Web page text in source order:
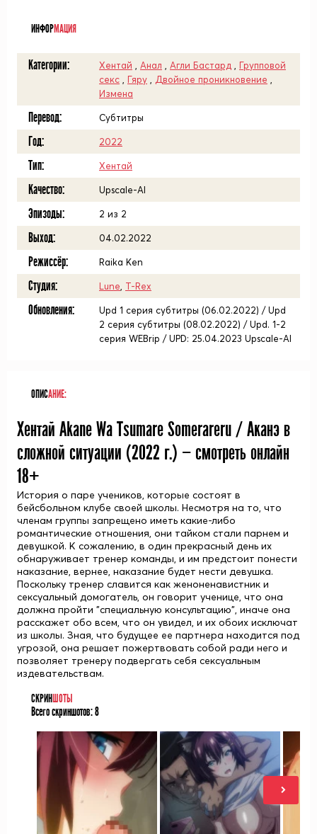
ИНФОРМАЦИЯ
Категории: Хентай Анал Агли Бастард
Групповой
секс
Гяру Двойное проникновение
Измена
Перевод: Субтитры
Год: 2022
Тип: Хентай
Качество: Upscale-AI
Эпизоды: 2 из 2
Выход: 04.02.2022
Режиссёр: Raika Ken
Студия: Lune T-Rex
Обновления:
Upd 1 серия субтитры (06.02.2022) / Upd
2 серия субтитры (08.02.2022) / Upd. 1-2
серия WEBrip / UPD: 25.04.2023 Upscale-AI
ОПИСАНИЕ:
Хентай Akane Wa Tsumare Somerareru / Аканэ в
сложной ситуации (2022 г.) — смотреть онлайн
18+
История о паре учеников, которые состоят в
бейсбольном клубе своей школы. Несмотря на то, что
членам группы запрещено иметь какие-либо
романтические отношения, они тайком стали парнем и
девушкой. К сожалению, в один прекрасный день их
обнаруживает тренер команды, и им предстоит понести
наказание, вернее, наказание будет нести девушка.
Поскольку тренер славится как женоненавистник и
сексуальный домогатель, он говорит ученице, что она
должна пройти "специальную консультацию", иначе она
расскажет обо всем, что он увидел, и их обоих исключат
из школы. Зная, что будущее ее партнера находится под
угрозой, она решает пожертвовать собой ради него и
позволяет тренеру подвергать себя сексуальным
издевательствам.
СКРИН ШОТЫ
Всего скриншотов:8